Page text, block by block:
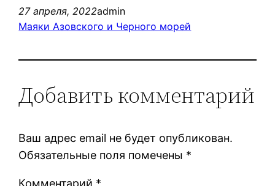
27 апреля, 2022admin
Маяки Азовского и Черного морей
Добавить комментарий
Ваш адрес email не будет опубликован.
Обязательные поля помечены *